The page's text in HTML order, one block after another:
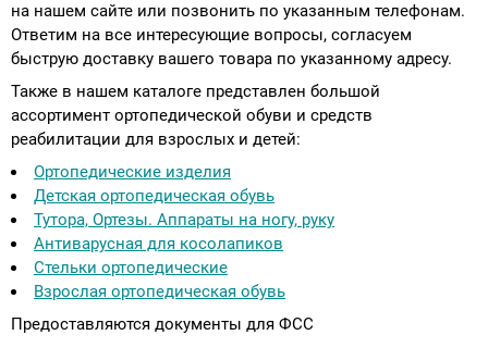
на нашем сайте или позвонить по указанным телефонам.
Ответим на все интересующие вопросы, согласуем
быструю доставку вашего товара по указанному адресу.
Также в нашем каталоге представлен большой
ассортимент ортопедической обуви и средств
реабилитации для взрослых и детей:
Ортопедические изделия
Детская ортопедическая обувь
Тутора, Ортезы. Аппараты на ногу, руку
Антиварусная для косолапиков
Стельки ортопедические
Взрослая ортопедическая обувь
Предоставляются документы для ФСС